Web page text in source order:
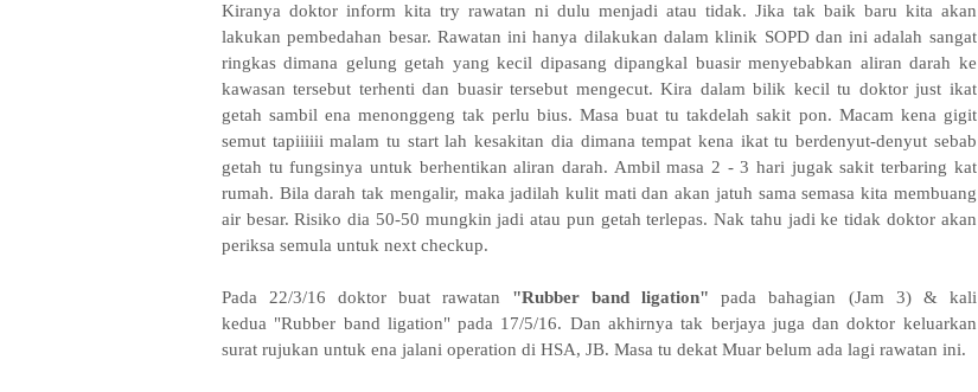
Kiranya doktor inform kita try rawatan ni dulu menjadi atau tidak. Jika tak baik baru kita akan
lakukan pembedahan besar. Rawatan ini hanya dilakukan dalam klinik SOPD dan ini adalah sangat
ringkas dimana gelung getah yang kecil dipasang dipangkal buasir menyebabkan aliran darah ke
kawasan tersebut terhenti dan buasir tersebut mengecut. Kira dalam bilik kecil tu doktor just ikat
getah sambil ena menonggeng tak perlu bius. Masa buat tu takdelah sakit pon. Macam kena gigit
semut tapiiiiii malam tu start lah kesakitan dia dimana tempat kena ikat tu berdenyut-denyut sebab
getah tu fungsinya untuk berhentikan aliran darah. Ambil masa 2 - 3 hari jugak sakit terbaring kat
rumah. Bila darah tak mengalir, maka jadilah kulit mati dan akan jatuh sama semasa kita membuang
air besar. Risiko dia 50-50 mungkin jadi atau pun getah terlepas. Nak tahu jadi ke tidak doktor akan
periksa semula untuk next checkup.
Pada 22/3/16 doktor buat rawatan "Rubber band ligation" pada bahagian (Jam 3) & kali
kedua "Rubber band ligation" pada 17/5/16. Dan akhirnya tak berjaya juga dan doktor keluarkan
surat rujukan untuk ena jalani operation di HSA, JB. Masa tu dekat Muar belum ada lagi rawatan ini.